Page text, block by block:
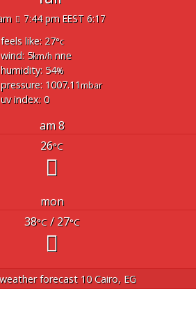
6:17 am
7:44 pm EEST
feels like: 27°c
wind: 5km/h nne
humidity: 54%
pressure: 1007.11mbar
uv index: 0
8 am
26°C
mon
38°C/ 27°C
Cairo, EG
10 days weather forecast ▸